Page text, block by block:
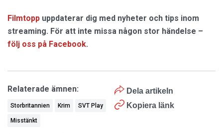
Filmtopp uppdaterar dig med nyheter och tips inom
streaming. För att inte missa någon stor händelse –
följ oss på Facebook.
Dela artikeln
Kopiera länk
Relaterade ämnen:
Storbritannien Krim SVT Play
Misstänkt